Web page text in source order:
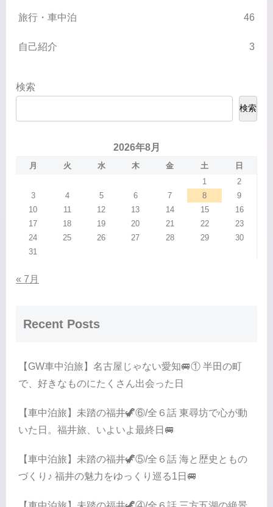
旅行・車中泊 46
自己紹介 3
検索
検索
2026年8月
月 火 水 木 金 土
日
1
2
3
4 5 6 7 8
9
10
11 12 13 14 15
16
17
18 19 20 21 22
23
24
25 26 27 28 29
30
31
« 7月
Recent Posts
【GW車中泊旅】名古屋じゃない愛知🚐① 半田の町
で、好きなものにたくさん出会った日
【車中泊旅】未踏の福井🦖⑥/全６話 東尋坊で心が動
いた日。福井旅、いよいよ最終日🚐
【車中泊旅】未踏の福井🦖⑤/全６話 海と歴史ともの
づくり♪ 福井の魅力をゆっくり巡る1日🚐